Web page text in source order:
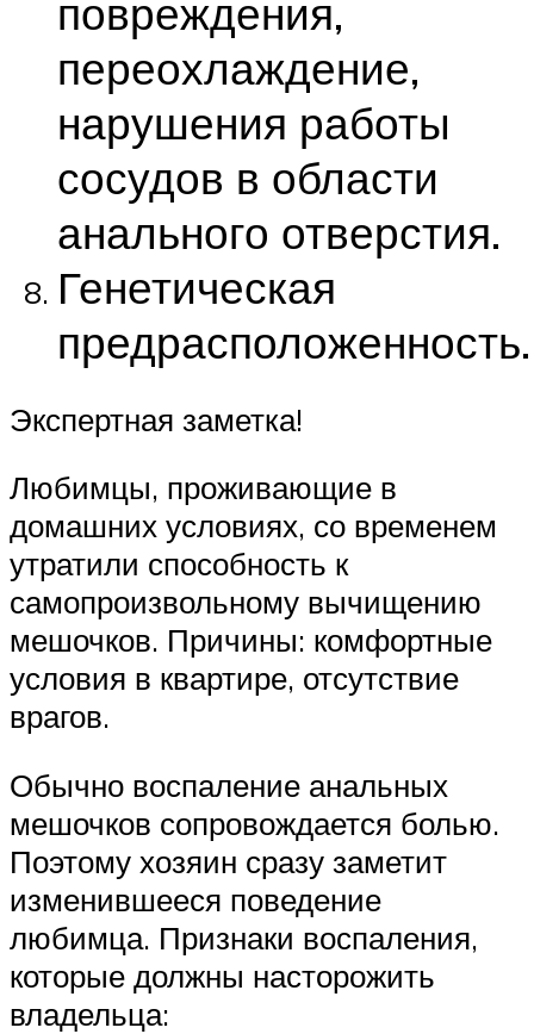
повреждения,
переохлаждение,
нарушения работы
сосудов в области
анального отверстия.
Генетическая
предрасположенность.
Экспертная заметка!
Любимцы, проживающие в
домашних условиях, со временем
утратили способность к
самопроизвольному вычищению
мешочков. Причины: комфортные
условия в квартире, отсутствие
врагов.
Обычно воспаление анальных
мешочков сопровождается болью.
Поэтому хозяин сразу заметит
изменившееся поведение
любимца. Признаки воспаления,
которые должны насторожить
владельца: